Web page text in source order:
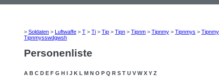
> Soldaten > Luftwaffe > T > Ti > Tip > Tipn > Tipnm > Tipnmy > Tipnmys >
Tipnmysswdgwsh
Personenliste
A B C D E F G H I J K L M N O P Q R S T U V W X Y Z